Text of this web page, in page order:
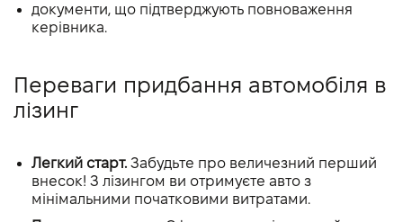
документи, що підтверджують повноваження
керівника.
Переваги придбання автомобіля в
лізинг
Легкий старт. Забудьте про величезний перший
внесок! З лізингом ви отримуєте авто з
мінімальними початковими витратами.